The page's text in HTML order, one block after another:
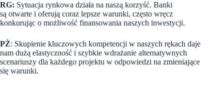
RG: Sytuacja rynkowa działa na naszą korzyść. Banki
są otwarte i oferują coraz lepsze warunki, często wręcz
konkurując o możliwość finansowania naszych inwestycji.
PŻ: Skupienie kluczowych kompetencji w naszych rękach daje
nam dużą elastyczność i szybkie wdrażanie alternatywnych
scenariuszy dla każdego projektu w odpowiedzi na zmieniające
się warunki.